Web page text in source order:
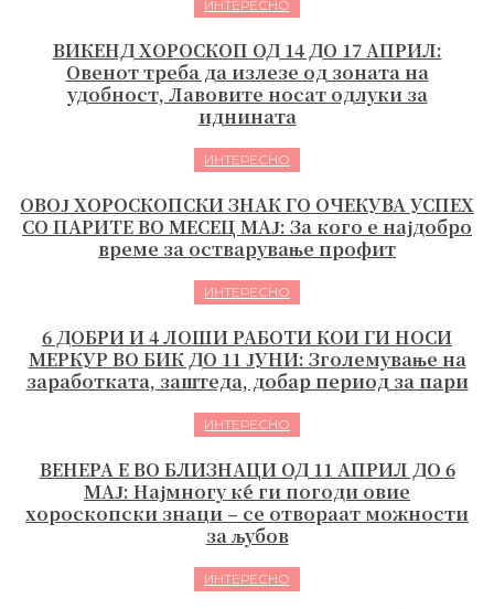
ИНТЕРЕСНО
ВИКЕНД ХОРОСКОП ОД 14 ДО 17 АПРИЛ:
Овенот треба да излезе од зоната на
удобност, Лавовите носат одлуки за
иднината
ИНТЕРЕСНО
ОВОЈ ХОРОСКОПСКИ ЗНАК ГО ОЧЕКУВА УСПЕХ
СО ПАРИТЕ ВО МЕСЕЦ МАЈ: За кого е најдобро
време за остварување профит
ИНТЕРЕСНО
6 ДОБРИ И 4 ЛОШИ РАБОТИ КОИ ГИ НОСИ
МЕРКУР ВО БИК ДО 11 ЈУНИ: Зголемување на
заработката, заштеда, добар период за пари
ИНТЕРЕСНО
ВЕНЕРА Е ВО БЛИЗНАЦИ ОД 11 АПРИЛ ДО 6
МАЈ: Најмногу ќе ги погоди овие
хороскопски знаци – се отвораат можности
за љубов
ИНТЕРЕСНО